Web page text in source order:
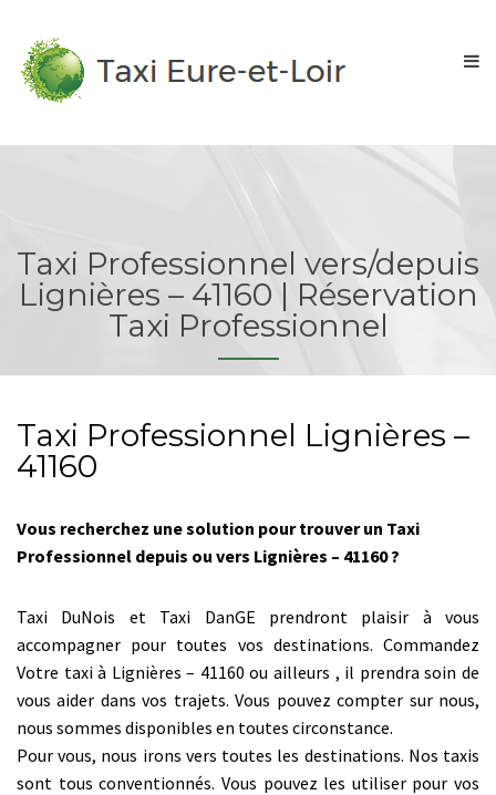
Taxi Professionnel vers/depuis
Lignières – 41160 | Réservation
Taxi Professionnel
Taxi Professionnel Lignières –
41160
Vous recherchez une solution pour trouver un Taxi
Professionnel depuis ou vers Lignières – 41160 ?
Taxi DuNois et Taxi DanGE prendront plaisir à vous
accompagner pour toutes vos destinations. Commandez
Votre taxi à Lignières – 41160 ou ailleurs , il prendra soin de
vous aider dans vos trajets. Vous pouvez compter sur nous,
nous sommes disponibles en toutes circonstance.
Pour vous, nous irons vers toutes les destinations. Nos taxis
sont tous conventionnés. Vous pouvez les utiliser pour vos